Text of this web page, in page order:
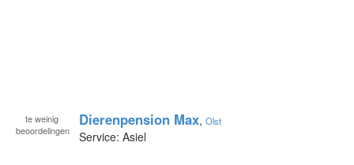
te weinig
beoordelingen
Dierenpension Max, Olst
Service: Asiel